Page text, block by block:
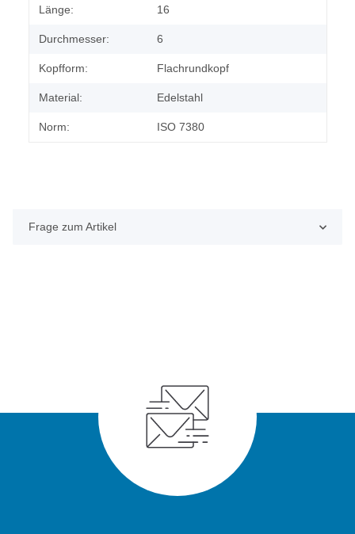
Länge: 16
Durchmesser: 6
Kopfform: Flachrundkopf
Material: Edelstahl
Norm: ISO 7380
Frage zum Artikel